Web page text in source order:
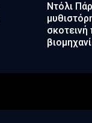
Ντόλι
σκοτεινή